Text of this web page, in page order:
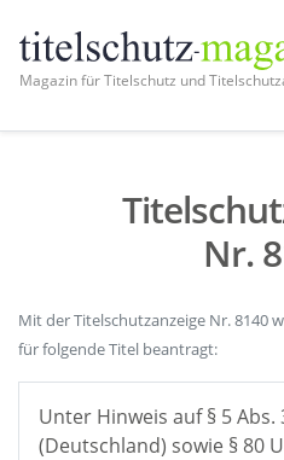
Magazin für Titelschutz und
Nr.
Mit der Titelschutzanzeige Nr. 8140
für folgende Titel beantragt:
Unter Hinweis auf § 5 Abs.
(Deutschland) sowie § 80